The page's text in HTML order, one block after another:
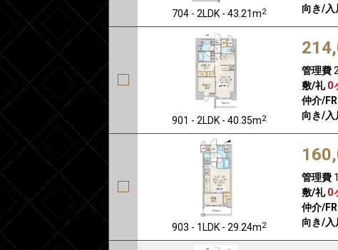
704 - 2LDK - 43.21m2
向き/入
901 - 2LDK - 40.35m2
管理費
敷/礼 0
仲介/FR
向き/入
903 - 1LDK - 29.24m2
管理費
敷/礼 0
仲介/FR
向き/入